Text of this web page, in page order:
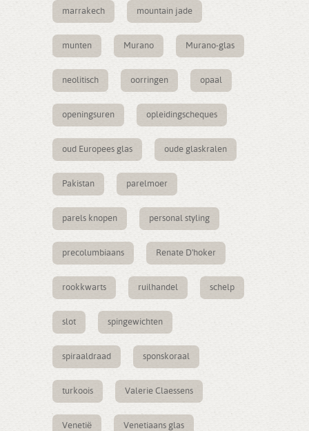
marrakech mountain jade
munten Murano Murano-glas
neolitisch oorringen opaal
openingsuren opleidingscheques
oud Europees glas oude glaskralen
Pakistan parelmoer
parels knopen personal styling
precolumbiaans Renate D'hoker
rookkwarts ruilhandel schelp
slot spingewichten
spiraaldraad sponskoraal
turkoois Valerie Claessens
Venetië Venetiaans glas